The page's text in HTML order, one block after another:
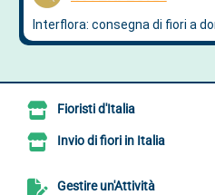
Fioristi d'Italia
Invio di fiori in Italia
Gestire un'Attività